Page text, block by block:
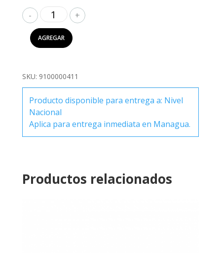
Riedel
Copa
Flauta
Champagne
cantidad
AGREGAR
SKU: 9100000411
Producto disponible para entrega a: Nivel
Nacional
Aplica para entrega inmediata en Managua.
Productos relacionados